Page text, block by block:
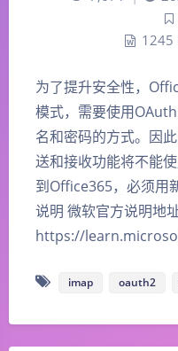
1245
为了提升安全性，
模式，需要使用
名和密码的方式。因
送和接收功能将不能
到Office365，必须用
说明 微软官方说明地址
https://
imap oauth2